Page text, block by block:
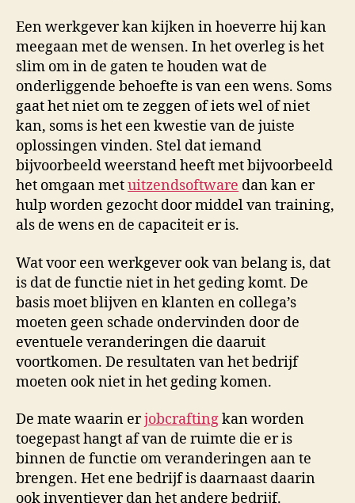
Een werkgever kan kijken in hoeverre hij kan
meegaan met de wensen. In het overleg is het
slim om in de gaten te houden wat de
onderliggende behoefte is van een wens. Soms
gaat het niet om te zeggen of iets wel of niet
kan, soms is het een kwestie van de juiste
oplossingen vinden. Stel dat iemand
bijvoorbeeld weerstand heeft met bijvoorbeeld
het omgaan metuitzendsoftware dan kan er
hulp worden gezocht door middel van training,
als de wens en de capaciteit er is.
Wat voor een werkgever ook van belang is, dat
is dat de functie niet in het geding komt. De
basis moet blijven en klanten en collega’s
moeten geen schade ondervinden door de
eventuele veranderingen die daaruit
voortkomen. De resultaten van het bedrijf
moeten ook niet in het geding komen.
De mate waarin erjobcraftingkan worden
toegepast hangt af van de ruimte die er is
binnen de functie om veranderingen aan te
brengen. Het ene bedrijf is daarnaast daarin
ook inventiever dan het andere bedrijf.